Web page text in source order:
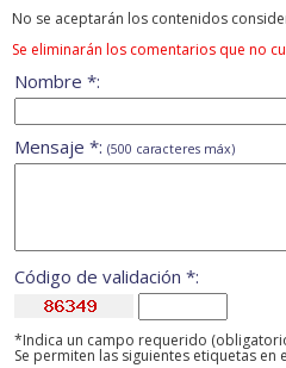
No se aceptarán los contenidos
Se eliminarán los comentarios que no
Nombre *:
Mensaje *: (500 caracteres máx)
Código de validación *:
*Indica un campo requerido
Se permiten las siguientes etiquetas en